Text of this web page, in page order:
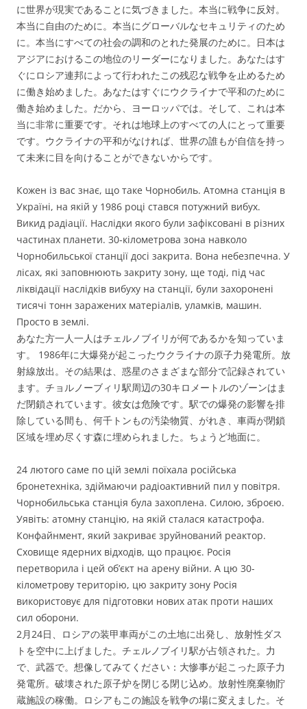
に世界が現実であることに気づきました。本当に戦争に反対。
本当に自由のために。本当にグローバルなセキュリティのため
に。本当にすべての社会の調和のとれた発展のために。日本は
アジアにおけるこの地位のリーダーになりました。あなたはす
ぐにロシア連邦によって行われたこの残忍な戦争を止めるため
に働き始めました。あなたはすぐにウクライナで平和のために
働き始めました。だから、ヨーロッパでは。そして、これは本
当に非常に重要です。それは地球上のすべての人にとって重要
です。ウクライナの平和がなければ、世界の誰もが自信を持っ
て未来に目を向けることができないからです。
Кожен із вас знає, що таке Чорнобиль. Атомна станція в
Україні, на якій у 1986 році стався потужний вибух.
Викид радіації. Наслідки якого були зафіксовані в різних
частинах планети. 30-кілометрова зона навколо
Чорнобильської станції досі закрита. Вона небезпечна. У
лісах, які заповнюють закриту зону, ще тоді, під час
ліквідації наслідків вибуху на станції, були захоронені
тисячі тонн заражених матеріалів, уламків, машин.
Просто в землі.
あなた方一人一人はチェルノブイリが何であるかを知っていま
す。 1986年に大爆発が起こったウクライナの原子力発電所。放
射線放出。その結果は、惑星のさまざまな部分で記録されてい
ます。チョルノーブィリ駅周辺の30キロメートルのゾーンはま
だ閉鎖されています。彼女は危険です。駅での爆発の影響を排
除している間も、何千トンもの汚染物質、がれき、車両が閉鎖
区域を埋め尽くす森に埋められました。ちょうど地面に。
24 лютого саме по цій землі поїхала російська
бронетехніка, здіймаючи радіоактивний пил у повітря.
Чорнобильська станція була захоплена. Силою, зброєю.
Уявіть: атомну станцію, на якій сталася катастрофа.
Конфайнмент, який закриває зруйнований реактор.
Сховище ядерних відходів, що працює. Росія
перетворила і цей обʼєкт на арену війни. А цю 30-
кілометрову територію, цю закриту зону Росія
використовує для підготовки нових атак проти наших
сил оборони.
2月24日、ロシアの装甲車両がこの土地に出発し、放射性ダス
トを空中に上げました。チェルノブイリ駅が占領された。力
で、武器で。想像してみてください：大惨事が起こった原子力
発電所。破壊された原子炉を閉じる閉じ込め。放射性廃棄物貯
蔵施設の稼働。ロシアもこの施設を戦争の場に変えました。そ